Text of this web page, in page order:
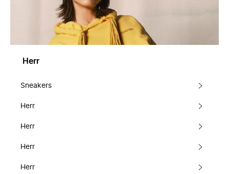
Herr
Sneakers
Herr
Herr
Herr
Herr